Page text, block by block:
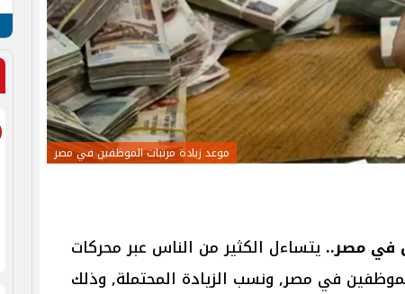
موعد زيادة مرتبات الموظفين في مصر
في مصر.. يتساءل الكثير من الناس عبر محركات
في مصر, ونسب الزيادة المحتملة, وذلك